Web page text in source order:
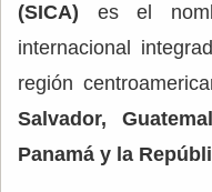
(SICA) es el
internacional
región
Salvador,
Panamá y la